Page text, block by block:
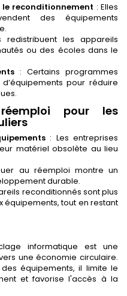
le reconditionnement : Elles
des équipements
redistribuent les appareils
ou des écoles dans le
: Certains programmes
pour réduire
pour les
: Les entreprises
matériel obsolète au lieu
au réemploi montre un
durable.
reconditionnés sont plus
équipements, tout en restant
informatique est une
une économie circulaire.
équipements, il limite le
et favorise l'accès à la